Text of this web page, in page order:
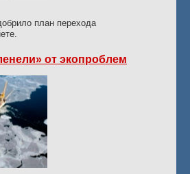
план перехода
от экопроблем